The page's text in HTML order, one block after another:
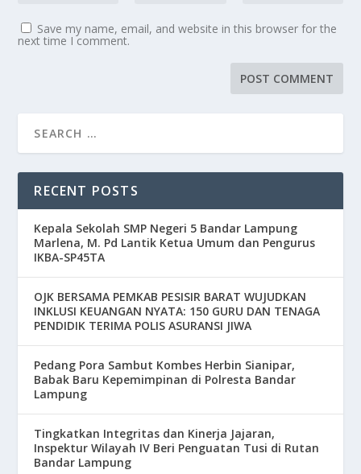
Save my name, email, and website in this browser for the
next time I comment.
RECENT POSTS
Kepala Sekolah SMP Negeri 5 Bandar Lampung
Marlena, M. Pd Lantik Ketua Umum dan Pengurus
IKBA-SP45TA
OJK BERSAMA PEMKAB PESISIR BARAT WUJUDKAN
INKLUSI KEUANGAN NYATA: 150 GURU DAN TENAGA
PENDIDIK TERIMA POLIS ASURANSI JIWA
Pedang Pora Sambut Kombes Herbin Sianipar,
Babak Baru Kepemimpinan di Polresta Bandar
Lampung
Tingkatkan Integritas dan Kinerja Jajaran,
Inspektur Wilayah IV Beri Penguatan Tusi di Rutan
Bandar Lampung